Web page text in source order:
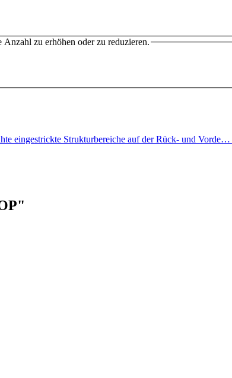
zu erhöhen oder zu reduzieren.
eingestrickte Strukturbereiche auf der Rück- und Vorde…